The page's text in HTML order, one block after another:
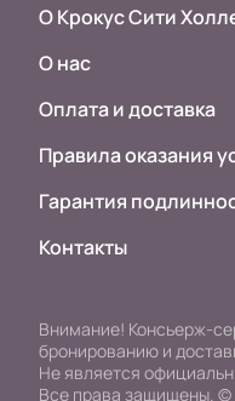
О Крокус Сити
О нас
Оплата и доставка
Правила оказания
Гарантия
Контакты
Внимание! Консьерж-
бронированию и
Не является
Все права защищены. ©